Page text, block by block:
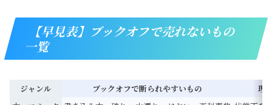
【早見表】ブックオフで売れないもの
一覧
ジャンル ブックオフで断られやすいもの
理